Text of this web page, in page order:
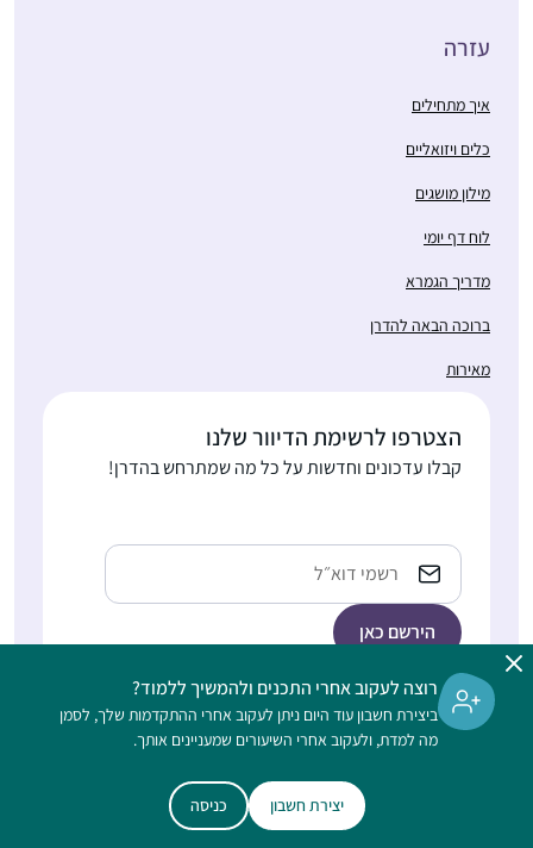
עזרה
איך מתחילים
כלים ויזואליים
מילון מושגים
לוח דף יומי
מדריך הגמרא
ברוכה הבאה להדרן
מאירות
הצטרפו לרשימת הדיוור שלנו
קבלו עדכונים וחדשות על כל מה שמתרחש בהדרן!
כתובת
אימייל
הלימוד בהדרן הוא דיגיטלי, ללא תשלום, מתאים גם למתחילות, ופתוח
לנשים וגברים כאחד
רוצה לעקוב אחרי התכנים ולהמשיך ללמוד?
ביצירת חשבון עוד היום ניתן לעקוב אחרי ההתקדמות שלך, לסמן
מה למדת, ולעקוב אחרי השיעורים שמעניינים אותך.
יצירת חשבון כניסה